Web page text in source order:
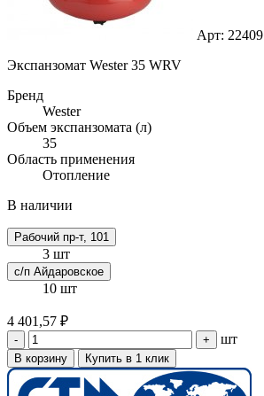
Арт: 22409
Экспанзомат Wester 35 WRV
Бренд
Wester
Объем экспанзомата (л)
35
Область применения
Отопление
В наличии
Рабочий пр-т, 101
3 шт
с/п Айдаровское
10 шт
4 401,57 ₽
- + шт
В корзину Купить в 1 клик